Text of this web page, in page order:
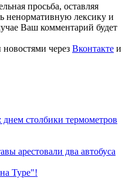
просьба, оставляя
ненормативную лексику и
Ваш комментарий будет
через Вконтакте и
столбики термометров
арестовали два автобуса
Туре"!